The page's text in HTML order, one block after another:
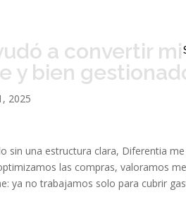
a convertir
y bien
2025
sin una estructura clara, Diferentia
las compras, valoramos
ya no trabajamos solo para cubrir